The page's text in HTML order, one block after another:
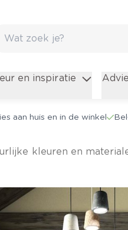
en inspiratie
aan huis en in de winkel
kleuren en